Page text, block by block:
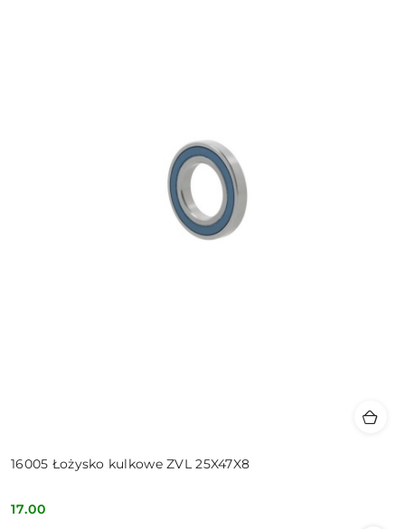
16005 Łożysko kulkowe ZVL 25X47X8
Cena:
17.00